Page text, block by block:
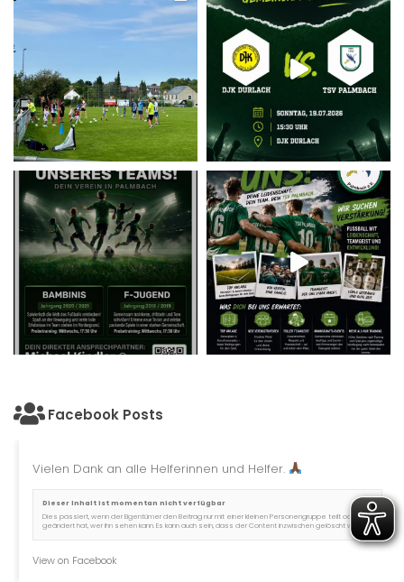
Facebook Posts
Vielen Dank an alle Helferinnen und Helfer.
Dieser Inhalt ist momentan nicht verfügbar
Dies passiert, wenn der Eigentümer den Beitrag nur mit einer kleinen Personengruppe teilt oder er
geändert hat, wer ihn sehen kann. Es kann auch sein, dass der Content inzwischen gelöscht wurde.
View on Facebook